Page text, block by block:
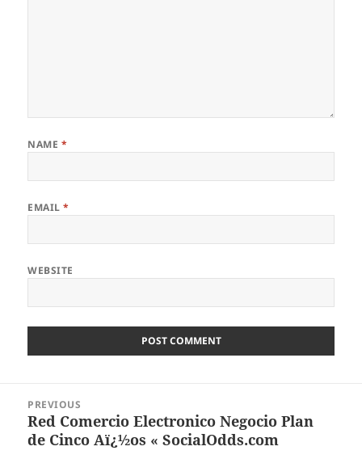
NAME *
EMAIL*
WEBSITE
navigation
PREVIOUS
Previous
post:
Red Comercio Electronico Negocio Plan
de Cinco Aï¿½os « SocialOdds.com